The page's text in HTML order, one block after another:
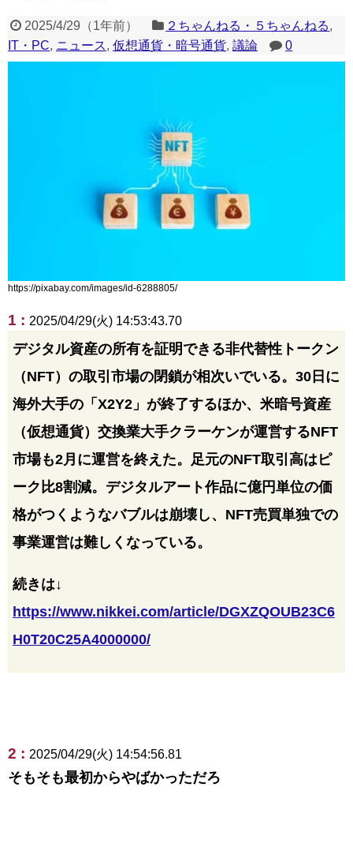
2025/4/29 （1年前） ２ちゃんねる・５ちゃんねる,
IT・PC, ニュース, 仮想通貨・暗号通貨, 議論 0
https://pixabay.com/images/id-6288805/
1 : 2025/04/29(火) 14:53:43.70
デジタル資産の所有を証明できる非代替性トークン
（NFT）の取引市場の閉鎖が相次いでいる。30日に
海外大手の「X2Y2」が終了するほか、米暗号資産
（仮想通貨）交換業大手クラーケンが運営するNFT
市場も2月に運営を終えた。足元のNFT取引高はピ
ーク比8割減。デジタルアート作品に億円単位の価
格がつくようなバブルは崩壊し、NFT売買単独での
事業運営は難しくなっている。
続きは↓
https://www.nikkei.com/article/DGXZQOUB23C6
H0T20C25A4000000/
2 : 2025/04/29(火) 14:54:56.81
そもそも最初からやばかっただろ